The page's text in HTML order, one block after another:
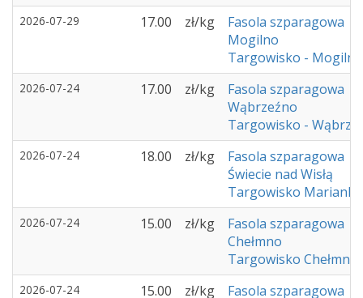
2026-07-29 17.00 zł/kg
Fasola szparagowa
Mogilno
Targowisko - Mogilno
2026-07-24 17.00 zł/kg
Fasola szparagowa
Wąbrzeźno
Targowisko -
2026-07-24 18.00 zł/kg
Fasola szparagowa
Świecie nad Wisłą
Targowisko Marianki
2026-07-24 15.00 zł/kg
Fasola szparagowa
Chełmno
Targowisko Chełmno
2026-07-24 15.00 zł/kg Fasola szparagowa